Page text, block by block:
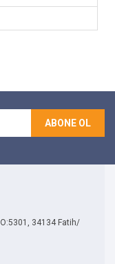
ABONE OL
34134 Fatih/